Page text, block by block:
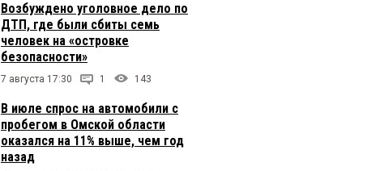
Возбуждено уголовное дело по
ДТП, где были сбиты семь
человек на «островке
безопасности»
7 августа 17:30 1 143
В июле спрос на автомобили с
пробегом в Омской области
оказался на 11% выше, чем год
назад